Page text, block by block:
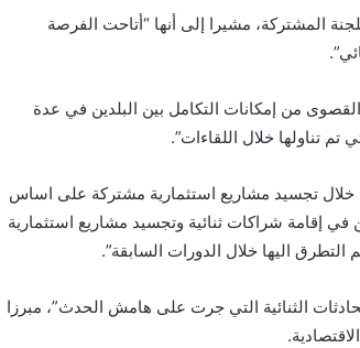
مراسم التوقيع، أكد السيد شرفة على نجاح الدورة الـ12 للجنة المشتركة، مشيرا إلى أنها “أتاحت الفرصة
من إمكانات التكامل بين البلدين في عدة
تناولها خلال اللقاءات”.
خلال تجسيد مشاريع استثمارية مشتركة على اساس
في إقامة شراكات ثنائية وتجسيد مشاريع استثمارية
اليها خلال الدورات السابقة”.
الثنائية التي جرت على هامش الحدث”، مبرزا